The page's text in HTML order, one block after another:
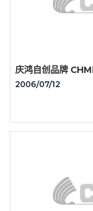
庆鸿自创品牌
2006/07/12